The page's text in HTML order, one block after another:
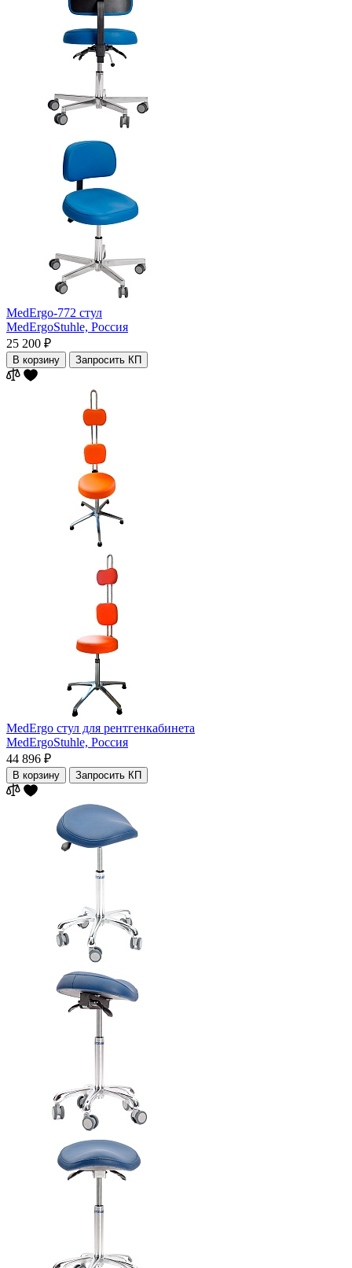
MedErgo-772 стул
MedErgoStuhle, Россия
25 200 ₽
В корзину Запросить КП
MedErgo стул для рентгенкабинета
MedErgoStuhle, Россия
44 896 ₽
В корзину Запросить КП